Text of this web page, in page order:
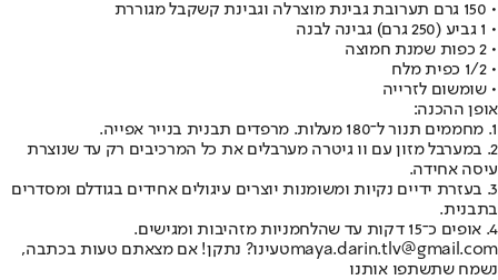
• 150 גרם תערובת גבינת מוצרלה וגבינת קשקבל מגוררת
• 1 גביע (250 גרם) גבינה לבנה
• 2 כפות שמנת חמוצה
• 1/2 כפית מלח
• שומשום לזרייה
אופן ההכנה:
1. מחממים תנור ל־180 מעלות. מרפדים תבנית בנייר אפייה.
2. במערבל מזון עם וו גיטרה מערבלים את כל המרכיבים רק עד שנוצרת
עיסה אחידה.
3. בעזרת ידיים נקיות ומשומנות יוצרים עיגולים אחידים בגודלם ומסדרים
בתבנית.
4. אופים כ־15 דקות עד שהלחמניות מזהיבות ומגישים.
maya.darin.tlv@gmail.comטעינו? נתקן! אם מצאתם טעות בכתבה,
נשמח שתשתפו אותנו